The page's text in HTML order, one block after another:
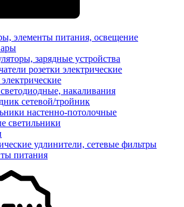
элементы питания, освещение
зарядные устройства
розетки электрические
накаливания
сетевой/тройник
настенно-потолочные
светильники
удлинители, сетевые фильтры
питания